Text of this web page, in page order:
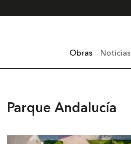
Obras Noticias
Parque Andalucía